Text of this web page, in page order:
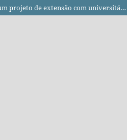
Relato de experiência de um projeto de extensão com universitários/as campesinos/as em tempos de pandemia: formação para pesquisa